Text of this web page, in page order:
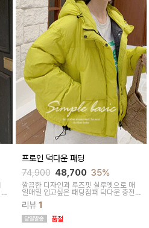
프로인 덕다운 패딩
74,900 48,700 35%
깔끔한 디자인과 루즈핏 실루엣으로 매
일매일 입고싶은 패딩점퍼 덕다운 충전
재로 가볍고 따뜻해요
리뷰 1
품절